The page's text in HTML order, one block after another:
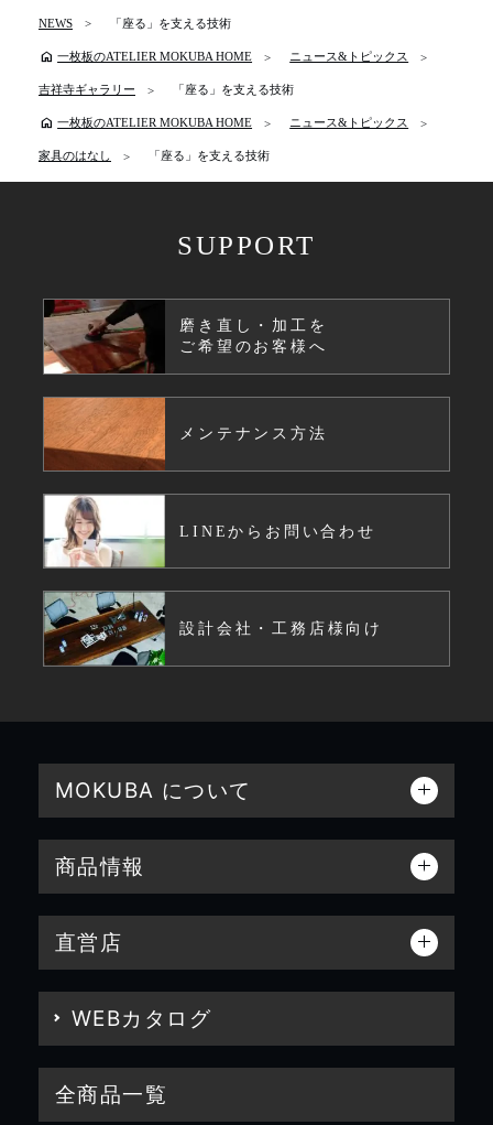
NEWS 「座る」を支える技術
home 一枚板のATELIER MOKUBA HOME ニュース&トピックス
吉祥寺ギャラリー 「座る」を支える技術
home 一枚板のATELIER MOKUBA HOME ニュース&トピックス
家具のはなし 「座る」を支える技術
SUPPORT
磨き直し・加工を
ご希望のお客様へ
メンテナンス方法
LINEからお問い合わせ
設計会社・工務店様向け
MOKUBA について
商品情報
直営店
WEBカタログ
全商品一覧